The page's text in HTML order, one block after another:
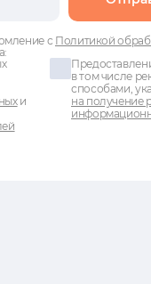
с Политикой
и
в том числе
способами,
на получение